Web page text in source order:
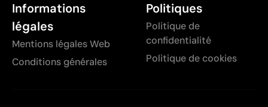
Informations
légales
Mentions légales Web
Conditions générales
Politiques
Politique de
confidentialité
Politique de cookies